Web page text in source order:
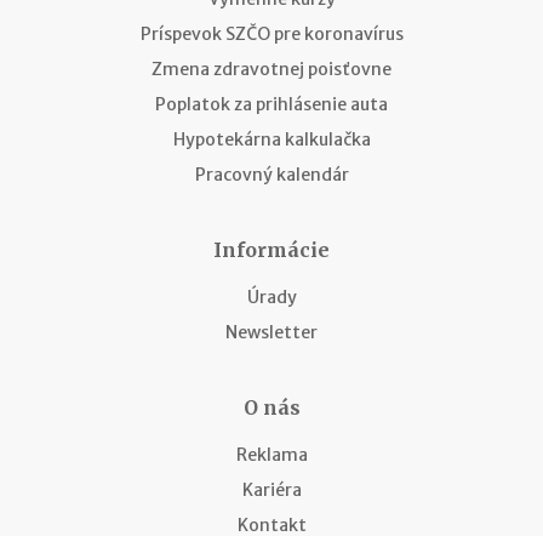
Príspevok SZČO pre koronavírus
Zmena zdravotnej poisťovne
Poplatok za prihlásenie auta
Hypotekárna kalkulačka
Pracovný kalendár
Informácie
Úrady
Newsletter
O nás
Reklama
Kariéra
Kontakt